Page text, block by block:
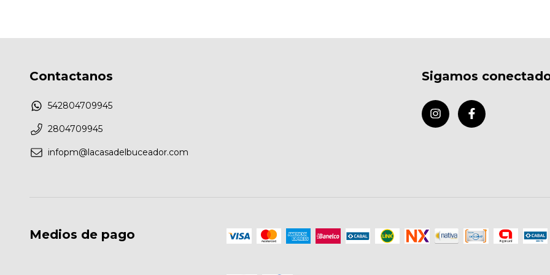
Contactanos
542804709945
2804709945
infopm@lacasadelbuceador.com
Sigamos
Medios de pago